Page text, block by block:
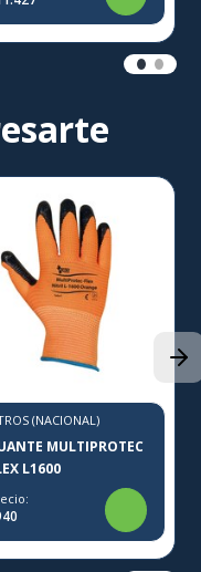
(NACIONAL)
MULTIPROTEC
L1600